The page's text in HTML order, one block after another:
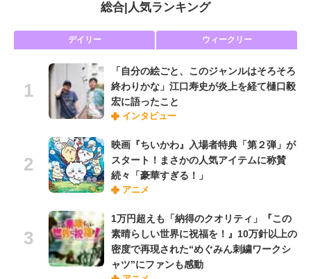
総合 人気ランキング
デイリー ウィークリー
「自分の絵ごと、このジャンルはそろそろ
終わりかな」江口寿史が炎上を経て樋口毅
宏に語ったこと
インタビュー
映画『ちいかわ』入場者特典「第２弾」が
スタート！まさかの人気アイテムに称賛
続々「豪華すぎる！」
アニメ
1万円超えも「納得のクオリティ」『この
素晴らしい世界に祝福を！』10万針以上の
密度で再現された“めぐみん刺繍ワークシ
ャツ”にファンも感動